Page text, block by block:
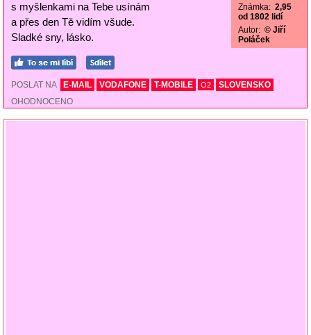
s myšlenkami na Tebe usínám
a přes den Tě vidím všude.
Sladké sny, lásko.
Známka: 2,95
od 1802 lidí
Autor: © Jiří
Poláček
POSLAT NA E-MAIL VODAFONE T-MOBILE O2
SLOVENSKO
OHODNOCENO